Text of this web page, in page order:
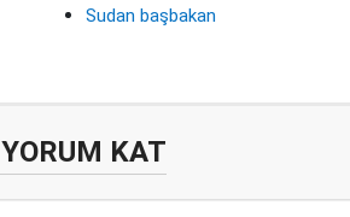
Sudan başbakan
YORUM KAT